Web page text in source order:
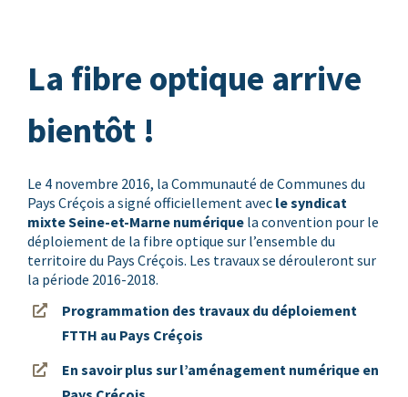
La fibre optique arrive
bientôt !
Le 4 novembre 2016, la Communauté de Communes du
Pays Créçois a signé officiellement avec le syndicat
mixte Seine-et-Marne numérique la convention pour le
déploiement de la fibre optique sur l’ensemble du
territoire du Pays Créçois. Les travaux se dérouleront sur
la période 2016-2018.
Programmation des travaux du déploiement
FTTH au Pays Créçois
En savoir plus sur l’aménagement numérique en